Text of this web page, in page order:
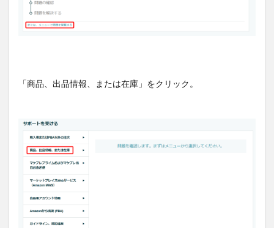
「商品、出品情報、または在庫」をクリック。